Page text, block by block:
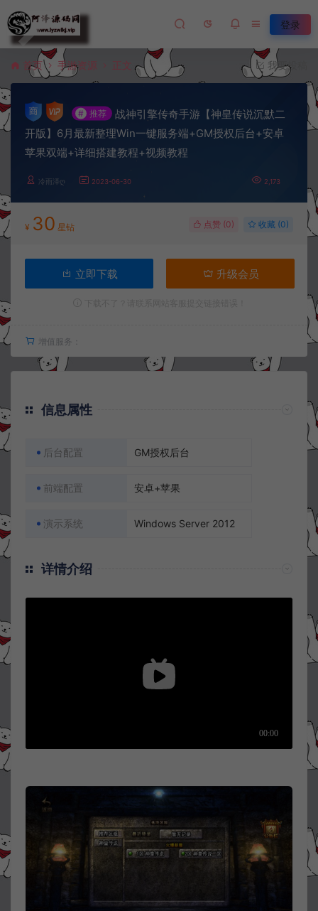
登录
首页 手游资源 正文 我要投稿
# 推荐
战神引擎传奇手游【神皇传说沉默二
开版】6月最新整理Win一键服务端+GM授权后台+安卓
苹果双端+详细搭建教程+视频教程
冷雨泽ღ 2023-06-30 2,173
¥ 30 星钻 点赞 (0) 收藏 (0)
立即下载 升级会员
增值服务：
信息属性
后台配置 GM授权后台
前端配置 安卓+苹果
演示系统 Windows Server 2012
详情介绍